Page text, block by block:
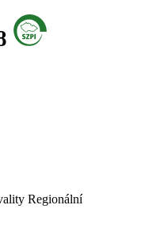
Regionální